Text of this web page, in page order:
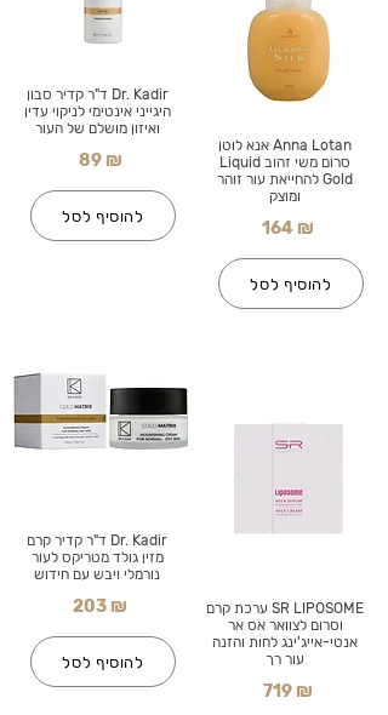
Dr. Kadir ד"ר קדיר סבון
היגייני אינטימי לניקוי עדין
ואיזון מושלם של העור
89 ₪
להוסיף לסל
Dr. Kadir ד"ר קדיר קרם
מזין גולד מטריקס לעור
נורמלי ויבש עם חידוש
203 ₪
להוסיף לסל
Anna Lotan אנא לוטן
סרום משי זהוב Liquid
Gold להחייאת עור זוהר
ומוצק
164 ₪
להוסיף לסל
SR LIPOSOME ערכת קרם
וסרום לצוואר אס אר
אנטי-אייג'ינג לחות והזנה
עור רך
719 ₪